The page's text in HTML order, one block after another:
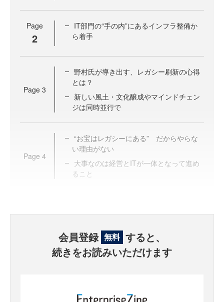
Page
2
IT部門の“手の内”にあるインフラ整備か
ら着手
Page 3
野村氏が導き出す、レガシー刷新の心得
とは？
新しい風土・文化醸成やマインドチェン
ジは同時並行で
Page 4
“お宝はレガシーにある” だからやらな
い理由がない
大事なのは経営とITが一体となって進め
ること
会員登録 無料 すると、
続きをお読みいただけます